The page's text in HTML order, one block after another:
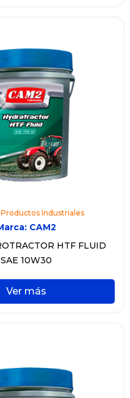
Productos Industriales
CAM2
HTF FLUID
SAE 10W30
Ver más